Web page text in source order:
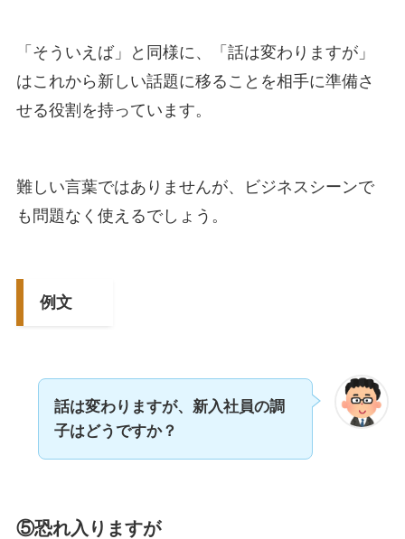
「そういえば」と同様に、「話は変わりますが」
はこれから新しい話題に移ることを相手に準備さ
せる役割を持っています。
難しい言葉ではありませんが、ビジネスシーンで
も問題なく使えるでしょう。
例文
話は変わりますが、新入社員の調
子はどうですか？
⑤恐れ入りますが